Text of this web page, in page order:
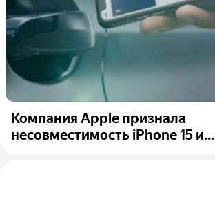
Компания Apple признала
несовместимость iPhone 15 и...